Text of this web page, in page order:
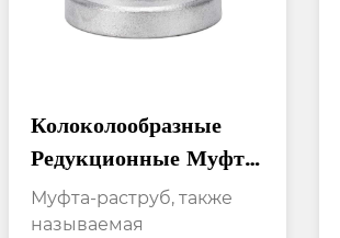
Колоколообразные
Редукционные Муфты
Из Нержавеющей
Стали, Соединяющие
Муфта-раструб, также
называемая